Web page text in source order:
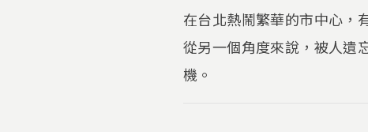
在台北熱鬧繁華的市中心，
從另一個角度來說，被人遺
機。